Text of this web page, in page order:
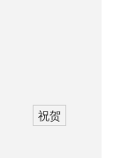
祝贺